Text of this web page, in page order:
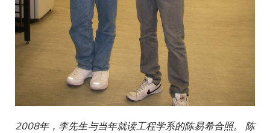
2008年，李先生与当年就读工程学系的陈易希合照。 陈